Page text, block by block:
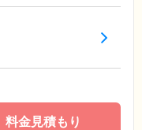
料金見積もり